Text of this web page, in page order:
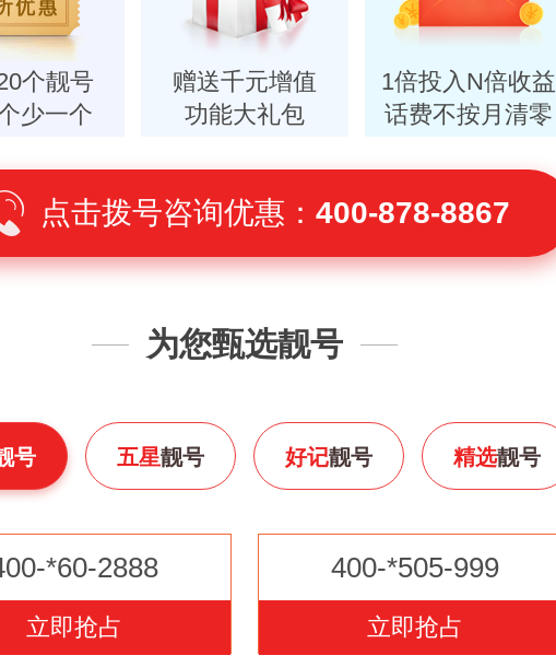
个靓号
少一个
赠送千元增值
功能大礼包
1倍投入N倍收益
话费不按月清零
点击拨号咨询优惠： 400-878-8867
为您甄选靓号
号 五星靓号 好记靓号 精选靓号
*60-2888
立即抢占
400-*505-999
立即抢占